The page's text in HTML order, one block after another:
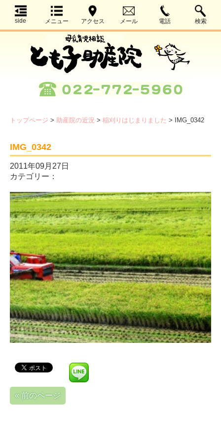
side メニュー アクセス メール 電話 検索
トップページ > 助産院の近況 > 稲刈りはじまりました > IMG_0342
IMG_0342
2011年09月27日
カテゴリー：
« 前のページ